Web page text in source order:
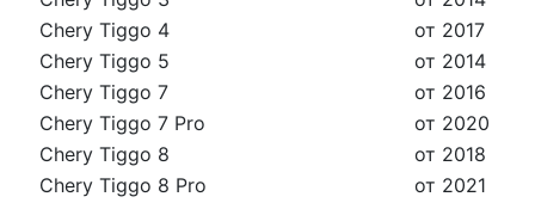
Chery Tiggo 4
от 2017
Chery Tiggo 5
от 2014
Chery Tiggo 7
от 2016
Chery Tiggo 7 Pro
от 2020
Chery Tiggo 8
от 2018
Chery Tiggo 8 Pro
от 2021